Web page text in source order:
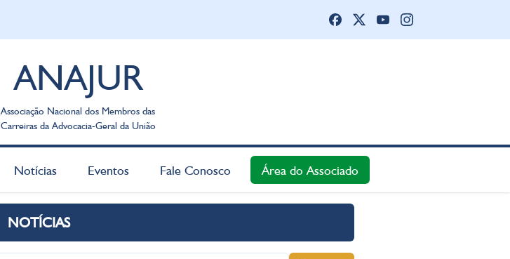
ANAJUR
Associação Nacional dos Membros das
Carreiras da Advocacia-Geral da União
Notícias Eventos Fale Conosco Área do Associado
NOTÍCIAS